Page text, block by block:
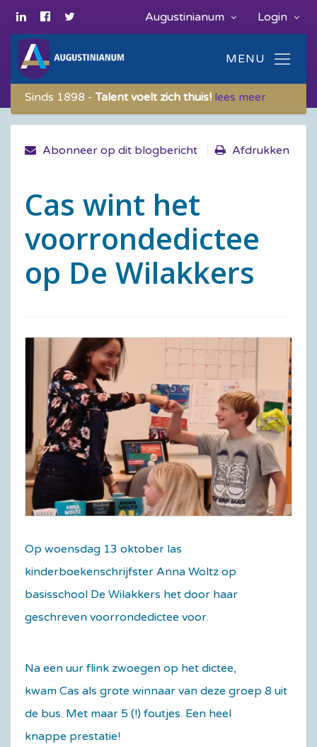
Login
Augustinianum
Sinds 1898 -Talent voelt zich thuis! lees meer
Abonneer op dit blogbericht Afdrukken
Cas wint het
voorrondedictee
op De Wilakkers
Op woensdag 13 oktober las
kinderboekenschrijfster Anna Woltz op
basisschool De Wilakkers het door haar
geschreven voorrondedictee voor.
Na een uur flink zwoegen op het dictee,
kwam Cas als grote winnaar van deze groep 8 uit
de bus. Met maar 5 (!) foutjes. Een heel
knappe prestatie!